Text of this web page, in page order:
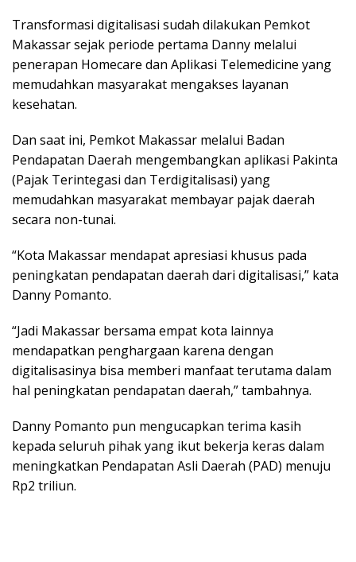
Transformasi digitalisasi sudah dilakukan Pemkot
Makassar sejak periode pertama Danny melalui
penerapan Homecare dan Aplikasi Telemedicine yang
memudahkan masyarakat mengakses layanan
kesehatan.
Dan saat ini, Pemkot Makassar melalui Badan
Pendapatan Daerah mengembangkan aplikasi Pakinta
(Pajak Terintegasi dan Terdigitalisasi) yang
memudahkan masyarakat membayar pajak daerah
secara non-tunai.
“Kota Makassar mendapat apresiasi khusus pada
peningkatan pendapatan daerah dari digitalisasi,” kata
Danny Pomanto.
“Jadi Makassar bersama empat kota lainnya
mendapatkan penghargaan karena dengan
digitalisasinya bisa memberi manfaat terutama dalam
hal peningkatan pendapatan daerah,” tambahnya.
Danny Pomanto pun mengucapkan terima kasih
kepada seluruh pihak yang ikut bekerja keras dalam
meningkatkan Pendapatan Asli Daerah (PAD) menuju
Rp2 triliun.